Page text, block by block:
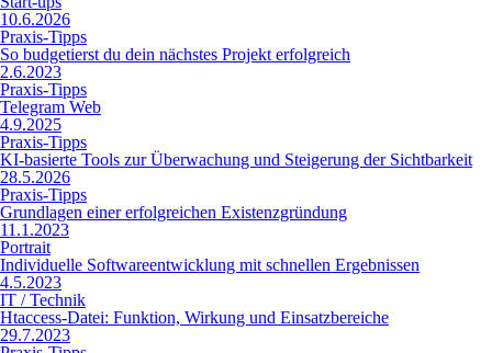
10.6.2026
Praxis-Tipps
So budgetierst du dein nächstes Projekt erfolgreich
2.6.2023
Praxis-Tipps
Telegram Web
4.9.2025
Praxis-Tipps
KI-basierte Tools zur Überwachung und Steigerung der Sichtbarkeit
28.5.2026
Praxis-Tipps
Grundlagen einer erfolgreichen Existenzgründung
11.1.2023
Portrait
Individuelle Softwareentwicklung mit schnellen Ergebnissen
4.5.2023
IT / Technik
Htaccess-Datei: Funktion, Wirkung und Einsatzbereiche
29.7.2023